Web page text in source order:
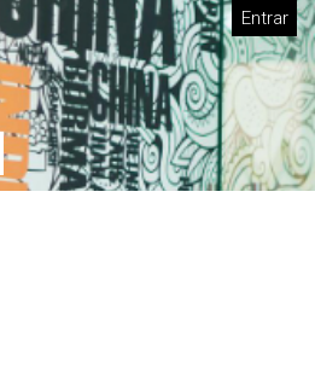
Entrar